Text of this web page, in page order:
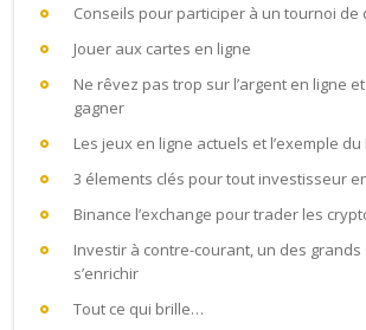
Conseils pour participer à un tournoi de
Jouer aux cartes en ligne
Ne rêvez pas trop sur l’argent en ligne
gagner
Les jeux en ligne actuels et l’exemple du
3 élements clés pour tout investisseur
Binance l’exchange pour trader les
Investir à contre-courant, un des
s’enrichir
Tout ce qui brille…